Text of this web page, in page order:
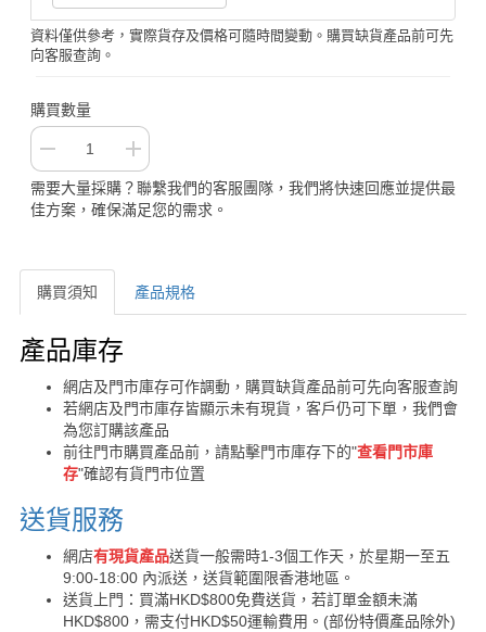
資料僅供參考，實際貨存及價格可隨時間變動。購買缺貨產品前可先
向客服查詢。
購買數量
需要大量採購？聯繫我們的客服團隊，我們將快速回應並提供最
佳方案，確保滿足您的需求。
購買須知 產品規格
購買須知
產品庫存
網店及門市庫存可作調動，購買缺貨產品前可先向客服查詢
若網店及門市庫存皆顯示未有現貨，客戶仍可下單，我們會
為您訂購該產品
前往門市購買產品前，請點擊門市庫存下的"查看門市庫
存"確認有貨門市位置
送貨服務
網店有現貨產品送貨一般需時1-3個工作天，於星期一至五
9:00-18:00 內派送，送貨範圍限香港地區。
送貨上門：買滿HKD$800免費送貨，若訂單金額未滿
HKD$800，需支付HKD$50運輸費用。(部份特價產品除外)